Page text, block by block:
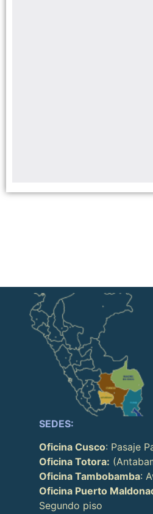
SEDES:
Oficina Cusco: Pasaje
Oficina Totora:
Oficina Tambobamba:
Oficina Puerto
Segundo piso